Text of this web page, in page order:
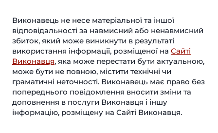
Виконавець не несе матеріальної та іншої
відповідальності за навмисний або ненавмисний
збиток, який може виникнути в результаті
використання інформації, розміщеної на Сайті
Виконавця, яка може перестати бути актуальною,
може бути не повною, містити технічні чи
граматичні неточності. Виконавець має право без
попереднього повідомлення вносити зміни та
доповнення в послуги Виконавця і іншу
інформацію, розміщену на Сайті Виконавця.